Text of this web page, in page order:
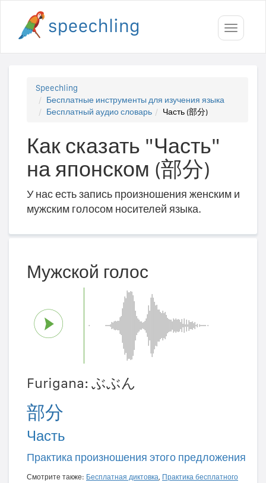
Toggle
Speechling
Бесплатные инструменты для изучения языка
Бесплатный аудио словарь
Часть (部分)
Как сказать "Часть"
на японском (部分)
У нас есть запись произношения женским и
мужским голосом носителей языка.
Мужской голос
Furigana: ぶぶん
部分
Часть
Практика произношения этого предложения
Смотрите также: Бесплатная диктовка, Практика бесплатного